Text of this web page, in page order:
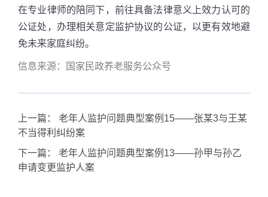
在专业律师的陪同下，前往具备法律意义上效力认可的
公证处，办理相关意定监护协议的公证，以更有效地避
免未来家庭纠纷。
信息来源：国家民政养老服务公众号
上一篇：
老年人监护问题典型案例15——张某3与王某
不当得利纠纷案
下一篇：
老年人监护问题典型案例13——孙甲与孙乙
申请变更监护人案